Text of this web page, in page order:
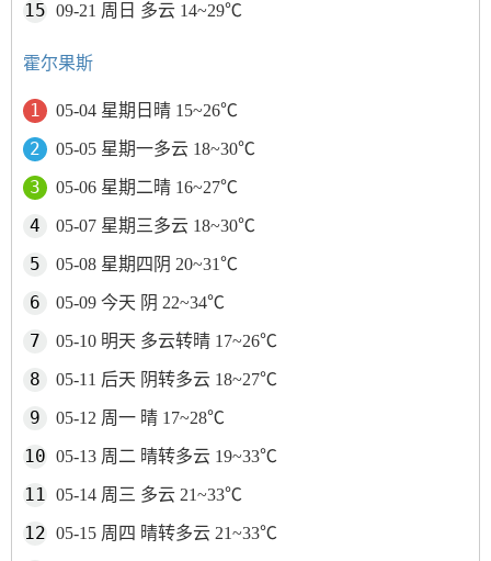
09-21 周日 多云 14~29℃
霍尔果斯
05-04 星期日晴 15~26℃
05-05 星期一多云 18~30℃
05-06 星期二晴 16~27℃
05-07 星期三多云 18~30℃
05-08 星期四阴 20~31℃
05-09 今天 阴 22~34℃
05-10 明天 多云转晴 17~26℃
05-11 后天 阴转多云 18~27℃
05-12 周一 晴 17~28℃
05-13 周二 晴转多云 19~33℃
05-14 周三 多云 21~33℃
05-15 周四 晴转多云 21~33℃